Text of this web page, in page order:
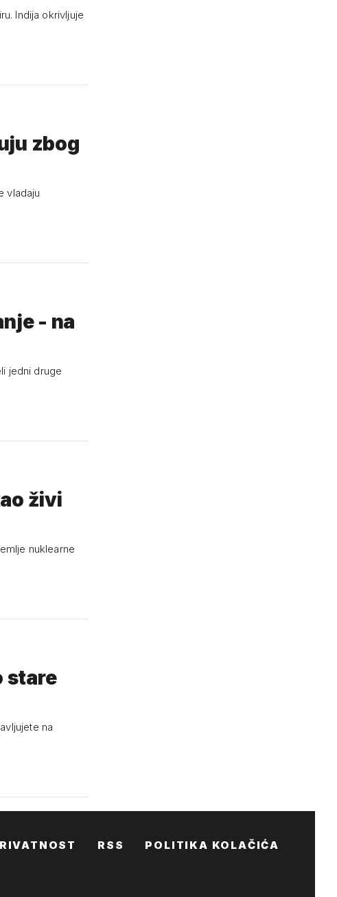
Indija okrivljuje
zbog
vladaju
- na
jedni druge
živi
nuklearne
stare
na
RSS POLITIKA KOLAČIĆA